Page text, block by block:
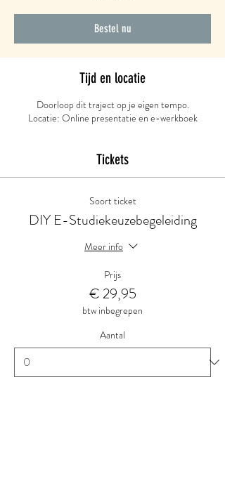
Bestel nu
Tijd en locatie
Doorloop dit traject op je eigen tempo.
Locatie: Online presentatie en e-werkboek
Tickets
Soort ticket
DIY E-Studiekeuzebegeleiding
Meer info
Prijs
€ 29,95
btw inbegrepen
Aantal